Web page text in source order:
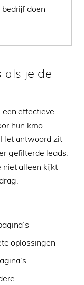
doen
als je de
een effectieve
hun kmo
antwoord zit
gefilterde leads.
niet alleen kijkt
oplossingen